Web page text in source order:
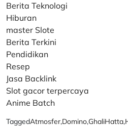
Berita Teknologi
Hiburan
master Slote
Berita Terkini
Pendidikan
Resep
Jasa Backlink
Slot gacor terpercaya
Anime Batch
TaggedAtmosfer,Domino,GhaliHatta,